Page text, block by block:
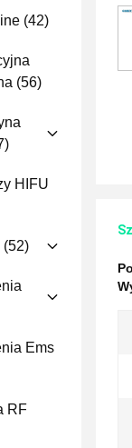
(42)
(56)
HIFU
(52)
Ems
RF